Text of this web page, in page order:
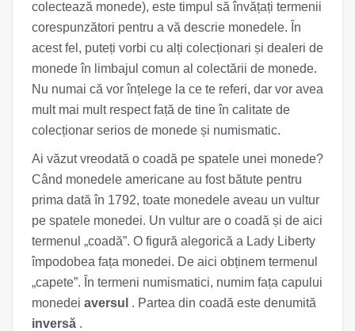
colectează monede), este timpul să învățați termenii
corespunzători pentru a vă descrie monedele. În
acest fel, puteți vorbi cu alți colecționari și dealeri de
monede în limbajul comun al colectării de monede.
Nu numai că vor înțelege la ce te referi, dar vor avea
mult mai mult respect față de tine în calitate de
colecționar serios de monede și numismatic.
Ai văzut vreodată o coadă pe spatele unei monede?
Când monedele americane au fost bătute pentru
prima dată în 1792, toate monedele aveau un vultur
pe spatele monedei. Un vultur are o coadă și de aici
termenul „coadă”. O figură alegorică a Lady Liberty
împodobea fața monedei. De aici obținem termenul
„capete”. În termeni numismatici, numim fața capului
monedei aversul . Partea din coadă este denumită
inversă .